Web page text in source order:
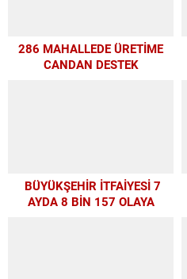
286 MAHALLEDE ÜRETİME
CANDAN DESTEK
BÜYÜKŞEHİR İTFAİYESİ 7
AYDA 8 BİN 157 OLAYA